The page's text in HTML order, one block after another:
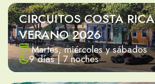
CIRCUITOS COSTA RICA
VERANO 2026
Martes, miércoles y sábados
9 días | 7 noches